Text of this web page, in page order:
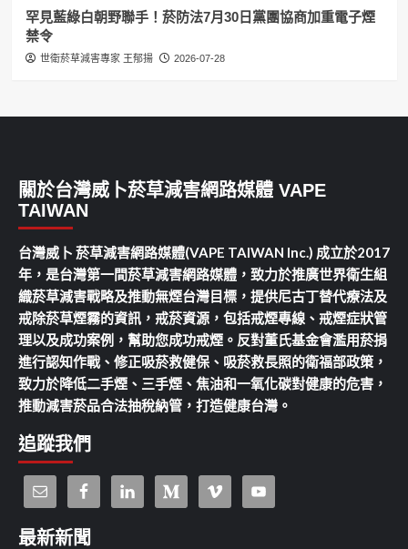
罕見藍綠白朝野聯手！菸防法7月30日黨團協商加重電子煙
禁令
世衛菸草減害專家 王郁揚 2026-07-28
關於台灣威卜菸草減害網路媒體 VAPE
TAIWAN
台灣威卜 菸草減害網路媒體(VAPE TAIWAN Inc.) 成立於2017
年，是台灣第一間菸草減害網路媒體，致力於推廣世界衛生組
織菸草減害戰略及推動無煙台灣目標，提供尼古丁替代療法及
戒除菸草煙霧的資訊，戒菸資源，包括戒煙專線、戒煙症狀管
理以及成功案例，幫助您成功戒煙。反對董氏基金會濫用菸捐
進行認知作戰、修正吸菸救健保、吸菸救長照的衛福部政策，
致力於降低二手煙、三手煙、焦油和一氧化碳對健康的危害，
推動減害菸品合法抽稅納管，打造健康台灣。
追蹤我們
最新新聞